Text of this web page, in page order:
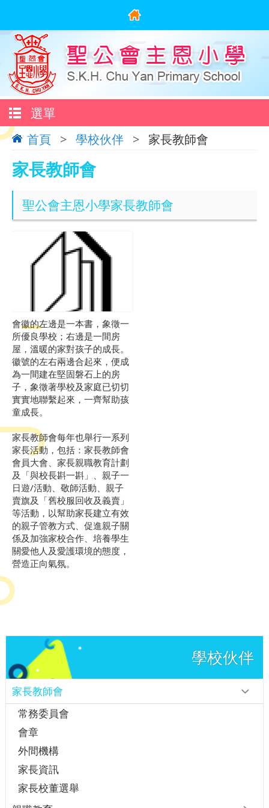
選單
首頁 > 學校伙伴 > 家長教師會
家長教師會
聖公會主恩小學家長教師會
會徽的左邊是一本書，象徵一
所優良學校；右邊是一間房
屋，溫暖的家對孩子的成長。
徽號的左右兩邊合起來，便成
為一間建在堅固磐石上的房
子，象徵著學校及家庭已切切
實實地聯繫起來，一齊幫助孩
童成長。
家長教師會每年也舉行一系列
家長活動，包括：家長教師會
會員大會、家長親職教育計劃
及「與校長斟一斟」、親子一
日遊/活動、敬師活動、親子
賣旗及「舊校服回收及義賣」
等活動，以幫助家長建立有效
的親子管教方式、促進親子關
係及加強家校合作、培養學生
關愛他人及愛護環境的態度，
營造正向氣氛。
學校伙伴
家長教師會
常務委員會
會章
外間機構
家長資訊
家長校董選舉